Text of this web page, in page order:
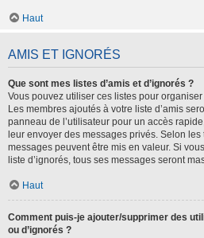
Haut
AMIS ET IGNORÉS
Que sont mes listes d’amis et d’ignorés ?
Vous pouvez utiliser ces listes pour
Les membres ajoutés à votre liste d’amis
panneau de l’utilisateur pour un accès
leur envoyer des messages privés. Selon
messages peuvent être mis en valeur. Si
liste d’ignorés, tous ses messages seront
Haut
Comment puis-je ajouter/supprimer des
ou d’ignorés ?